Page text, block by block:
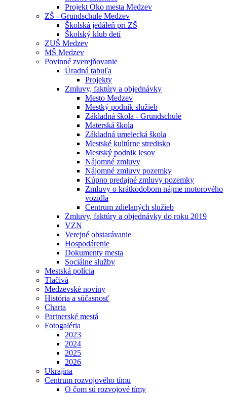
Projekt Oko mesta Medzev
ZŠ - Grundschule Medzev
Školská jedáleň pri ZŠ
Školský klub detí
ZUŠ Medzev
MŠ Medzev
Povinné zverejňovanie
Úradná tabuľa
Projekty
Zmluvy, faktúry a objednávky
Mesto Medzev
Mestký podnik služieb
Základná škola - Grundschule
Materská škola
Základná umelecká škola
Mestské kultúrne stredisko
Mestský podnik lesov
Nájomné zmluvy
Nájomné zmluvy pozemky
Kúpno predajné zmluvy pozemky
Zmluvy o krátkodobom nájme motorového
vozidla
Centrum zdielaných služieb
Zmluvy, faktúry a objednávky do roku 2019
VZN
Verejné obstarávanie
Hospodárenie
Dokumenty mesta
Sociálne služby
Mestská polícia
Tlačivá
Medzevské noviny
História a súčasnosť
Charta
Partnerské mestá
Fotogaléria
2023
2024
2025
2026
Ukrajina
Centrum rozvojového tímu
O čom sú rozvojové tímy